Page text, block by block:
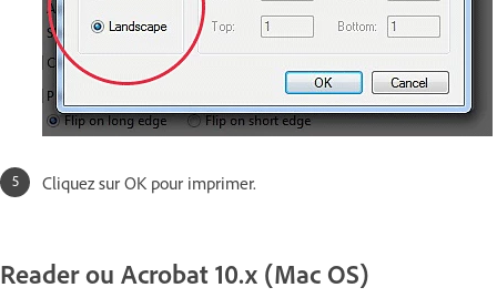
Cliquez sur OK pour imprimer.
Reader ou Acrobat 10.x (Mac OS)